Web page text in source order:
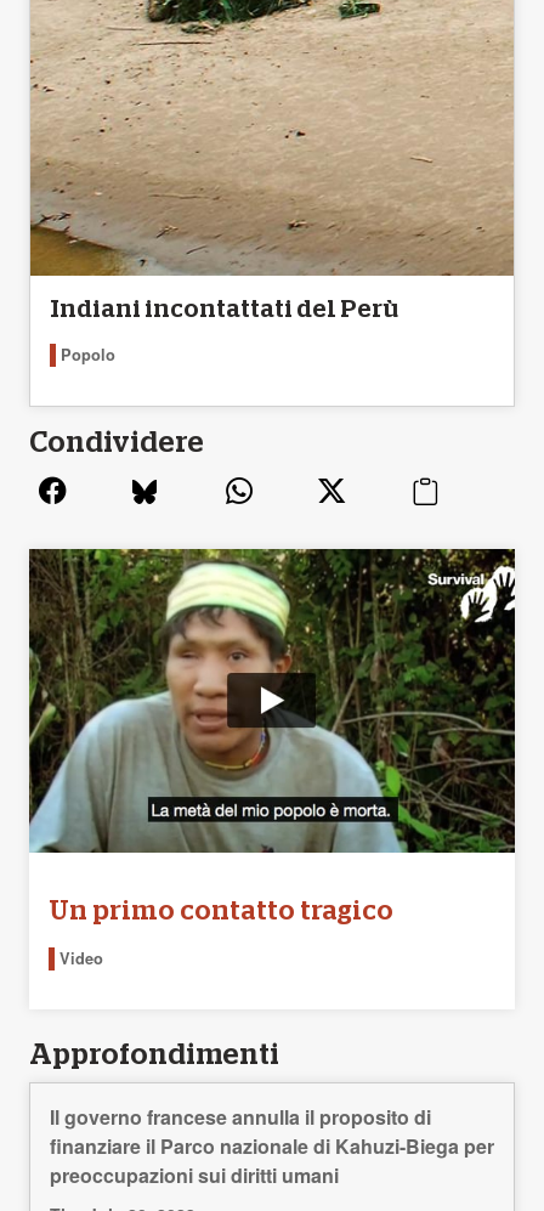
Indiani incontattati del Perù
Popolo
Condividere
Un primo contatto tragico
Video
Approfondimenti
Il governo francese annulla il proposito di
finanziare il Parco nazionale di Kahuzi-Biega per
preoccupazioni sui diritti umani